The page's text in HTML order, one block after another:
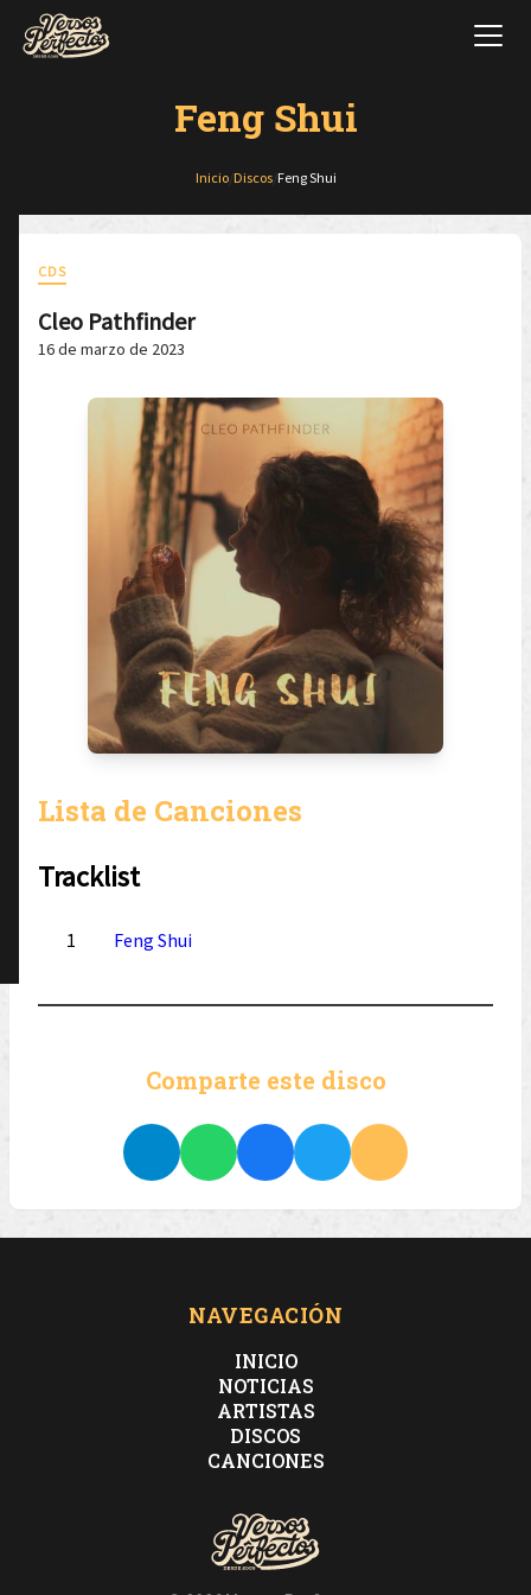
Feng Shui
Inicio/ Discos/ Feng Shui
CDS
Cleo Pathfinder
16 de marzo de 2023
Lista de Canciones
Tracklist
1 Feng Shui
Comparte este disco
NAVEGACIÓN
INICIO
NOTICIAS
ARTISTAS
DISCOS
CANCIONES